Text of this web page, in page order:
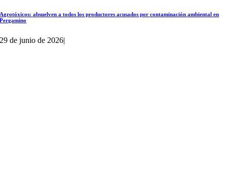
Agrotóxicos: absuelven a todos los productores acusados por contaminación ambiental en
Pergamino
29 de junio de 2026|